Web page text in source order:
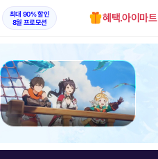
최대 90% 할인
8월 프로모션
혜택.아이마트